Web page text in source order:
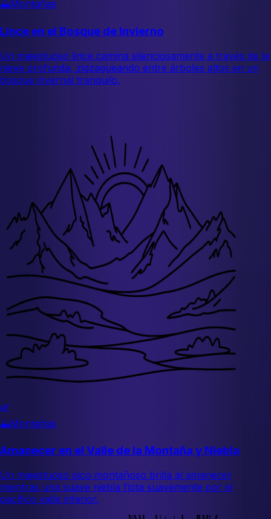
⛰️Montañas
Lince en el Bosque de Invierno
Un majestuoso lince camina silenciosamente a través de la
nieve profunda, zigzagueando entre árboles altos en un
bosque invernal tranquilo.
🌿
⛰️Montañas
Amanecer en el Valle de la Montaña y Niebla
Un majestuoso pico montañoso brilla al amanecer
mientras una suave niebla flota suavemente por el
pacífico valle inferior.